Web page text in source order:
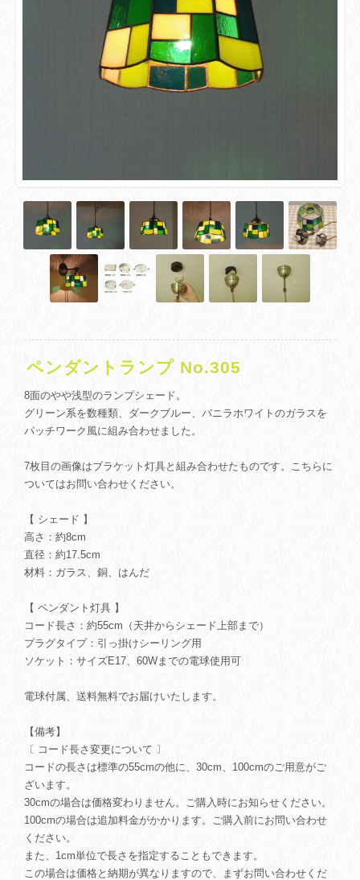
ペンダントランプ No.305
8面のやや浅型のランプシェード。
グリーン系を数種類、ダークブルー、バニラホワイトのガラスを
パッチワーク風に組み合わせました。
7枚目の画像はブラケット灯具と組み合わせたものです。こちらに
ついてはお問い合わせください。
【 シェード 】
高さ：約8cm
直径：約17.5cm
材料：ガラス、銅、はんだ
【 ペンダント灯具 】
コード長さ：約55cm（天井からシェード上部まで）
プラグタイプ：引っ掛けシーリング用
ソケット：サイズE17、60Wまでの電球使用可
電球付属、送料無料でお届けいたします。
【備考】
〔 コード長さ変更について 〕
コードの長さは標準の55cmの他に、30cm、100cmのご用意がご
ざいます。
30cmの場合は価格変わりません。ご購入時にお知らせください。
100cmの場合は追加料金がかかります。ご購入前にお問い合わせ
ください。
また、1cm単位で長さを指定することもできます。
この場合は価格と納期が異なりますので、まずお問い合わせくだ